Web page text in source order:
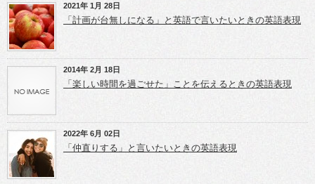
2021年 1月 28日
「計画が台無しになる」と英語で言いたいときの英語表現
2014年 2月 18日
「楽しい時間を過ごせた」ことを伝えるときの英語表現
2022年 6月 02日
「仲直りする」と言いたいときの英語表現